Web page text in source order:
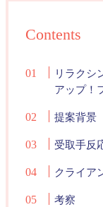
Contents
リラクシ
アップ！
提案背景
受取手反
クライア
考察